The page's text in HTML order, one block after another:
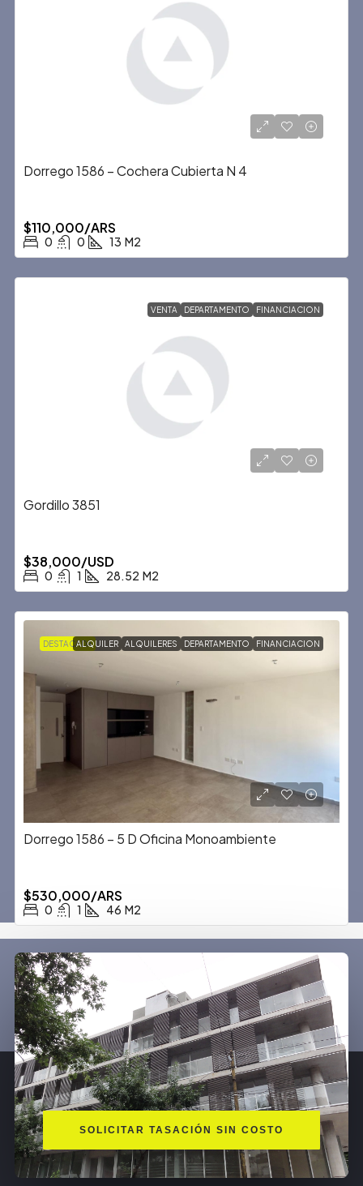
Dorrego 1586 – Cochera Cubierta N 4
$110,000/ARS
0 0 13 M2
VENTA DEPARTAMENTO FINANCIACION
Gordillo 3851
$38,000/USD
0 1 28.52 M2
DESTACADAALQUILER ALQUILERES DEPARTAMENTO FINANCIACION
Dorrego 1586 – 5 D Oficina Monoambiente
$530,000/ARS
0 1 46 M2
SOLICITAR TASACIÓN SIN COSTO